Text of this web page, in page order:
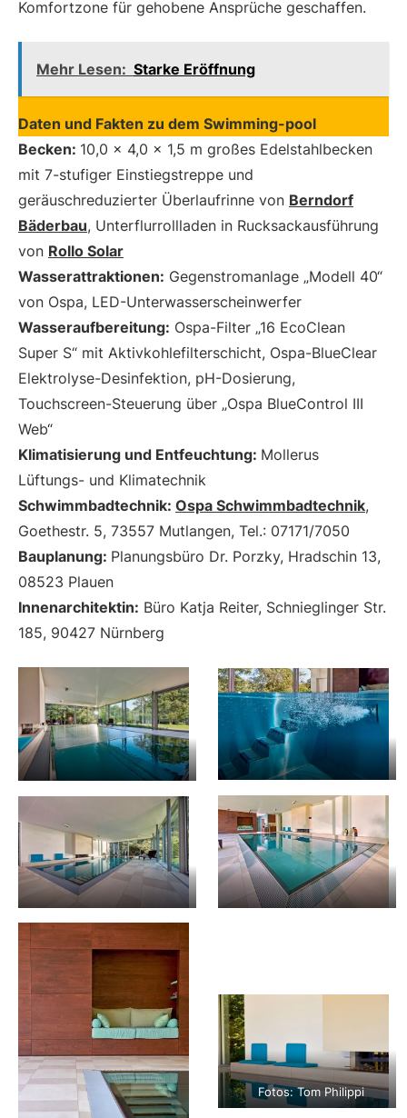
Komfortzone für ge­hobene Ansprüche geschaffen.
Mehr Lesen: Starke Eröffnung
Daten und Fakten zu dem Swimming-pool
Becken: 10,0 x 4,0 x 1,5 m großes Edelstahlbecken
mit 7-stufiger Einstiegstreppe und
geräuschreduzierter Überlaufrinne von Berndorf
Bäderbau, ­Unterflurrollladen in Rucksackausführung
von Rollo Solar
Wasserattraktionen: Gegenstromanlage „Modell 40“
von Ospa, LED-Unterwasserscheinwerfer
Wasseraufbereitung: Ospa-Filter „16 EcoClean
Super S“ mit Aktivkohlefilterschicht, Ospa-BlueClear
Elektrolyse-Desinfektion, pH-Dosierung,
Touchscreen-Steuerung über „Ospa BlueControl III
Web“
Klimatisierung und Entfeuchtung: Mollerus
Lüftungs- und Klimatechnik
Schwimmbadtechnik: Ospa Schwimmbadtechnik,
Goethestr. 5, 73557 Mutlangen, Tel.: 07171/7050
Bauplanung: Planungsbüro Dr. Porzky, Hradschin 13,
08523 Plauen
Innenarchitektin: Büro Katja Reiter, Schnieglinger Str.
185, 90427 Nürnberg
Fotos: Tom Philippi